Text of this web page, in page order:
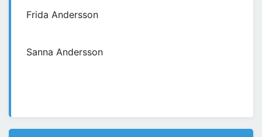
Frida Andersson
Sanna Andersson